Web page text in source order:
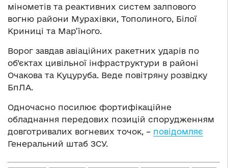
мінометів та реактивних систем залпового
вогню райони Мурахівки, Тополиного, Білої
Криниці та Мар’їного.
Ворог завдав авіаційних ракетних ударів по
об’єктах цивільної інфраструктури в районі
Очакова та Куцуруба. Веде повітряну розвідку
БпЛА.
Одночасно посилює фортифікаційне
обладнання передових позицій спорудженням
довготривалих вогневих точок, – повідомляє
Генеральний штаб ЗСУ.